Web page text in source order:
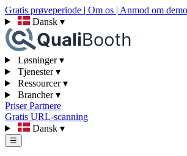
Gratis prøveperiode | Om os | Anmod om demo
Dansk ▾
Løsninger▾
Tjenester▾
Ressourcer▾
Brancher▾
PriserPartnere
Gratis URL-scanning
Dansk ▾
☰